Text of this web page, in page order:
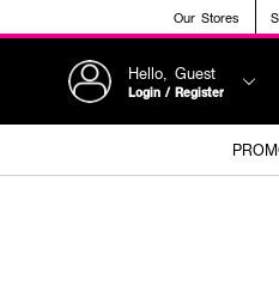
Our Stores
Hello, Guest
Login / Register